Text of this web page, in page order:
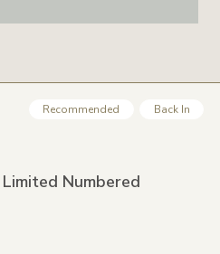
Recommended Back In
Numbered